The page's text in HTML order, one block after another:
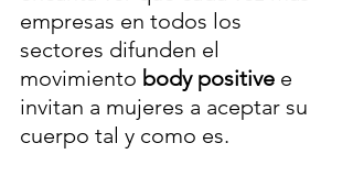
empresas en todos los
sectores difunden el
movimiento body positive e
invitan a mujeres a aceptar su
cuerpo tal y como es.